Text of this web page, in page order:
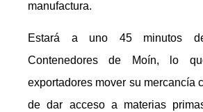
manufactura.
Estará a uno 45 minutos
Contenedores de Moín, lo
exportadores mover su mercancía
de dar acceso a materias